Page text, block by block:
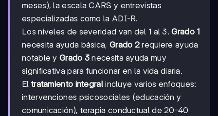
meses), la escala CARS y entrevistas
especializadas como la ADI-R.
Los niveles de severidad van del 1 al 3.Grado 1
necesita ayuda básica, Grado 2 requiere ayuda
notable y Grado 3 necesita ayuda muy
significativa para funcionar en la vida diaria.
El tratamiento integralincluye varios enfoques:
intervenciones psicosociales (educación y
comunicación), terapia conductual de 20-40